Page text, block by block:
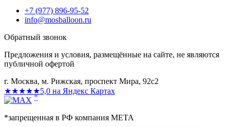
+7 (977) 896-95-52
info@mosballoon.ru
Обратный звонок
Предложения и условия, размещённые на сайте, не являются
публичной офертой
г. Москва, м. Рижская, проспект Мира, 92с2
★★★★★5,0 на Яндекс Картах
*
*запрещенная в РФ компания МЕТА